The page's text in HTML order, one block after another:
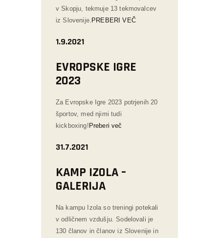
v Skopju, tekmuje 13 tekmovalcev
iz Slovenije. PREBERI VEČ
1.9.2021
EVROPSKE IGRE
2023
Za Evropske Igre 2023 potrjenih 20
športov, med njimi tudi
kickboxing! Preberi več
31.7.2021
KAMP IZOLA –
GALERIJA
Na kampu Izola so treningi potekali
v odličnem vzdušju. Sodelovali je
130 članov in članov iz Slovenije in